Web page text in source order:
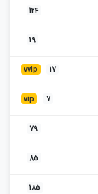
124
19
vvip 17
vip 7
79
85
185